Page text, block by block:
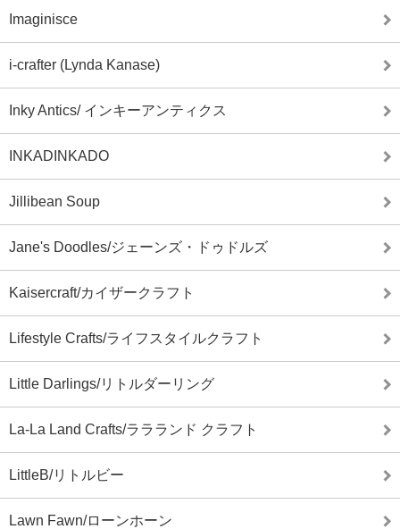
Imaginisce
i-crafter (Lynda Kanase)
Inky Antics/ インキーアンティクス
INKADINKADO
Jillibean Soup
Jane's Doodles/ジェーンズ・ドゥドルズ
Kaisercraft/カイザークラフト
Lifestyle Crafts/ライフスタイルクラフト
Little Darlings/リトルダーリング
La-La Land Crafts/ララランド クラフト
LittleB/リトルビー
Lawn Fawn/ローンホーン